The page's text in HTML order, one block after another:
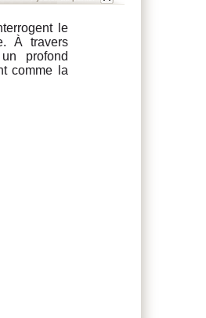
le
À travers
profond
comme la